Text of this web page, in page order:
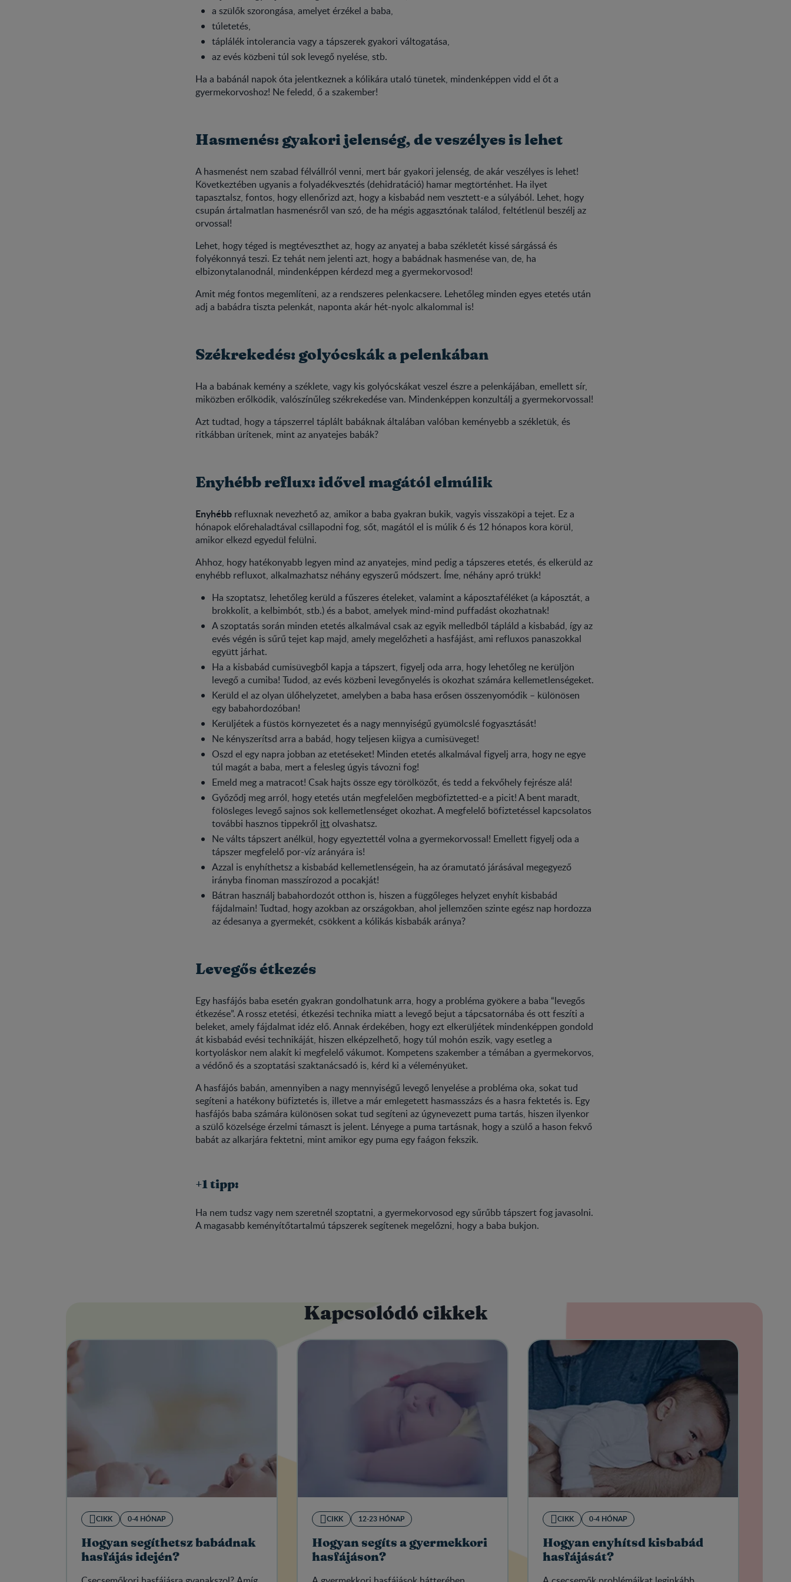
a szülők szorongása, amelyet érzékel a baba,
túletetés,
táplálék intolerancia vagy a tápszerek gyakori váltogatása,
az evés közbeni túl sok levegő nyelése, stb.
Ha a babánál napok óta jelentkeznek a kólikára utaló tünetek, mindenképpen vidd el őt a
gyermekorvoshoz! Ne feledd, ő a szakember!
Hasmenés: gyakori jelenség, de veszélyes is lehet
A hasmenést nem szabad félvállról venni, mert bár gyakori jelenség, de akár veszélyes is lehet!
Következtében ugyanis a folyadékvesztés (dehidratáció) hamar megtörténhet. Ha ilyet
tapasztalsz, fontos, hogy ellenőrizd azt, hogy a kisbabád nem vesztett-e a súlyából. Lehet, hogy
csupán ártalmatlan hasmenésről van szó, de ha mégis aggasztónak találod, feltétlenül beszélj az
orvossal!
Lehet, hogy téged is megtéveszthet az, hogy az anyatej a baba székletét kissé sárgássá és
folyékonnyá teszi. Ez tehát nem jelenti azt, hogy a babádnak hasmenése van, de, ha
elbizonytalanodnál, mindenképpen kérdezd meg a gyermekorvosod!
Amit még fontos megemlíteni, az a rendszeres pelenkacsere. Lehetőleg minden egyes etetés után
adj a babádra tiszta pelenkát, naponta akár hét-nyolc alkalommal is!
Székrekedés: golyócskák a pelenkában
Ha a babának kemény a széklete, vagy kis golyócskákat veszel észre a pelenkájában, emellett sír,
miközben erőlködik, valószínűleg székrekedése van. Mindenképpen konzultálj a gyermekorvossal!
Azt tudtad, hogy a tápszerrel táplált babáknak általában valóban keményebb a székletük, és
ritkábban ürítenek, mint az anyatejes babák?
Enyhébb reflux: idővel magától elmúlik
Enyhébbrefluxnak nevezhető az, amikor a baba gyakran bukik, vagyis visszaköpi a tejet. Ez a
hónapok előrehaladtával csillapodni fog, sőt, magától el is múlik 6 és 12 hónapos kora körül,
amikor elkezd egyedül felülni.
Ahhoz, hogy hatékonyabb legyen mind az anyatejes, mind pedig a tápszeres etetés, és elkerüld az
enyhébb refluxot, alkalmazhatsz néhány egyszerű módszert. Íme, néhány apró trükk!
Ha szoptatsz, lehetőleg kerüld a fűszeres ételeket, valamint a káposztaféléket (a káposztát, a
brokkolit, a kelbimbót, stb.) és a babot, amelyek mind-mind puffadást okozhatnak!
A szoptatás során minden etetés alkalmával csak az egyik melledből tápláld a kisbabád, így az
evés végén is sűrű tejet kap majd, amely megelőzheti a hasfájást, ami refluxos panaszokkal
együtt járhat.
Ha a kisbabád cumisüvegből kapja a tápszert, figyelj oda arra, hogy lehetőleg ne kerüljön
levegő a cumiba! Tudod, az evés közbeni levegőnyelés is okozhat számára kellemetlenségeket.
Kerüld el az olyan ülőhelyzetet, amelyben a baba hasa erősen összenyomódik – különösen
egy babahordozóban!
Kerüljétek a füstös környezetet és a nagy mennyiségű gyümölcslé fogyasztását!
Ne kényszerítsd arra a babád, hogy teljesen kiigya a cumisüveget!
Oszd el egy napra jobban az etetéseket! Minden etetés alkalmával figyelj arra, hogy ne egye
túl magát a baba, mert a felesleg úgyis távozni fog!
Emeld meg a matracot! Csak hajts össze egy törölközőt, és tedd a fekvőhely fejrésze alá!
Győződj meg arról, hogy etetés után megfelelően megböfiztetted-e a picit! A bent maradt,
fölösleges levegő sajnos sok kellemetlenséget okozhat. A megfelelő böfiztetéssel kapcsolatos
további hasznos tippekről ittolvashatsz.
Ne válts tápszert anélkül, hogy egyeztettél volna a gyermekorvossal! Emellett figyelj oda a
tápszer megfelelő por-víz arányára is!
Azzal is enyhíthetsz a kisbabád kellemetlenségein, ha az óramutató járásával megegyező
irányba finoman masszírozod a pocakját!
Bátran használj babahordozót otthon is, hiszen a függőleges helyzet enyhít kisbabád
fájdalmain! Tudtad, hogy azokban az országokban, ahol jellemzően szinte egész nap hordozza
az édesanya a gyermekét, csökkent a kólikás kisbabák aránya?
Levegős étkezés
Egy hasfájós baba esetén gyakran gondolhatunk arra, hogy a probléma gyökere a baba “levegős
étkezése”. A rossz etetési, étkezési technika miatt a levegő bejut a tápcsatornába és ott feszíti a
beleket, amely fájdalmat idéz elő. Annak érdekében, hogy ezt elkerüljétek mindenképpen gondold
át kisbabád evési technikáját, hiszen elképzelhető, hogy túl mohón eszik, vagy esetleg a
kortyoláskor nem alakít ki megfelelő vákumot. Kompetens szakember a témában a gyermekorvos,
a védőnő és a szoptatási szaktanácsadó is, kérd ki a véleményüket.
A hasfájós babán, amennyiben a nagy mennyiségű levegő lenyelése a probléma oka, sokat tud
segíteni a hatékony büfiztetés is, illetve a már emlegetett hasmasszázs és a hasra fektetés is. Egy
hasfájós baba számára különösen sokat tud segíteni az úgynevezett puma tartás, hiszen ilyenkor
a szülő közelsége érzelmi támaszt is jelent. Lényege a puma tartásnak, hogy a szülő a hason fekvő
babát az alkarjára fektetni, mint amikor egy puma egy faágon fekszik.
+1 tipp:
Ha nem tudsz vagy nem szeretnél szoptatni, a gyermekorvosod egy sűrűbb tápszert fog javasolni.
A magasabb keményítőtartalmú tápszerek segítenek megelőzni, hogy a baba bukjon.
Kapcsolódó cikkek
CIKK 0-4 HÓNAP
Hogyan segíthetsz babádnak
hasfájás idején?
CIKK 12-23 HÓNAP
Hogyan segíts a gyermekkori
hasfájáson?
CIKK 0-4 HÓNAP
Hogyan enyhítsd kisbabád
hasfájását?